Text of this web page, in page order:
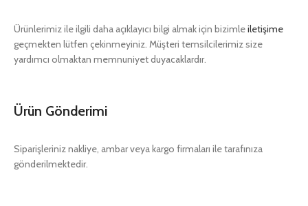
Ürünlerimiz ile ilgili daha açıklayıcı bilgi almak için bizimleiletişime
geçmekten lütfen çekinmeyiniz. Müşteri temsilcilerimiz size
yardımcı olmaktan memnuniyet duyacaklardır.
Ürün Gönderimi
Siparişleriniz nakliye, ambar veya kargo firmaları ile tarafınıza
gönderilmektedir.